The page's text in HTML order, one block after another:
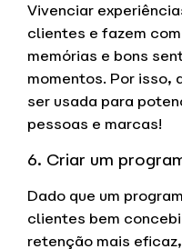
Vivenciar
clientes e fazem
memórias e bons
momentos. Por isso,
ser usada para
pessoas e marcas!
6. Criar um
Dado que um
clientes bem
retenção mais